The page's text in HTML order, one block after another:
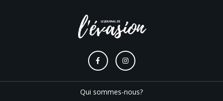
Qui sommes-nous?